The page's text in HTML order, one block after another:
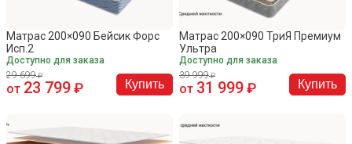
Матрас 200×090 Бейсик Форс
Исп.2
Доступно для заказа
29 699
от 23 799 Купить
Матрас 200×090 ТриЯ Премиум
Ультра
Доступно для заказа
39 999
от 31 999 Купить